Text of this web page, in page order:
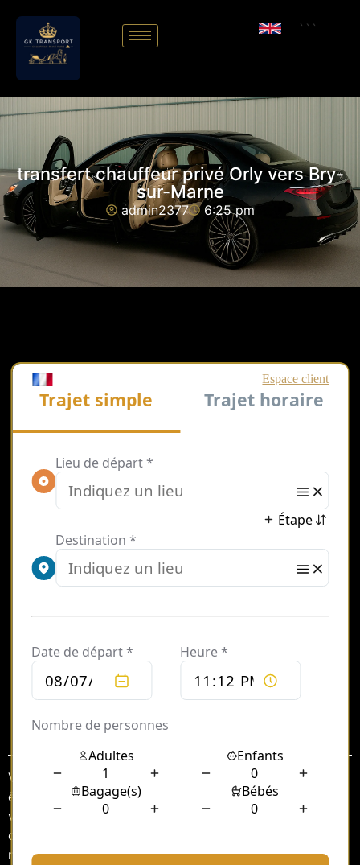
```
transfert chauffeur privé Orly vers Bry-
sur-Marne
admin2377 6:25 pm
Sommaire
Voyager entre l’aéroport d’Orly et Bry-sur-Marne peut
être une expérience stressante, surtout après un long
vol. Cependant, grâce aux services de transfert en
chauffeur privé, ce trajet peut se transformer en un
moment de détente et de confort. Dans cet article,